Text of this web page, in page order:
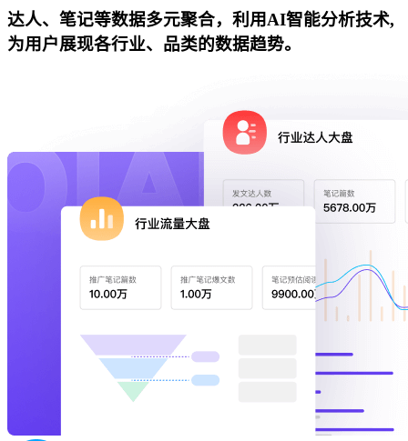
达人、笔记等数据多元聚合，利用AI智能分析技术,
为用户展现各行业、品类的数据趋势。